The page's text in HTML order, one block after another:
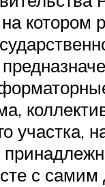
котором
участка,
с самим